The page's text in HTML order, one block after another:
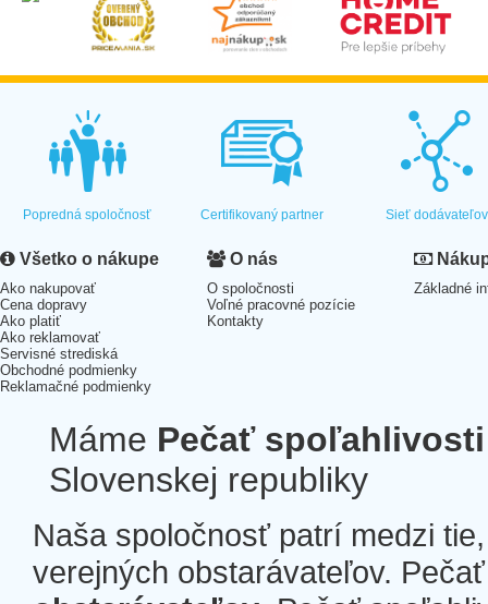
Popredná spoločnosť Certifikovaný partner Sieť dodávateľov
Všetko o nákupe
Ako nakupovať
Cena dopravy
Ako platiť
Ako reklamovať
Servisné strediská
Obchodné podmienky
Reklamačné podmienky
O nás
O spoločnosti
Voľné pracovné pozície
Kontakty
Základné
Máme Pečať spoľahlivosti
Slovenskej republiky
Naša spoločnosť patrí medzi
verejných obstarávateľov.